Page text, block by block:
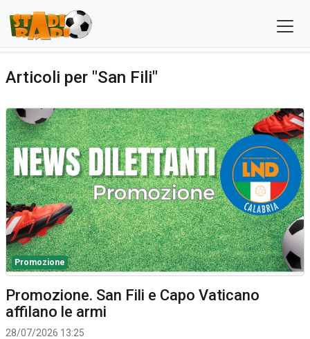
Articoli per "San Fili"
Promozione
Promozione. San Fili e Capo Vaticano
affilano le armi
28/07/2026 13:25